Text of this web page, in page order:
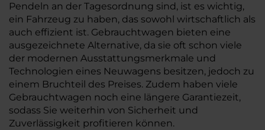
Pendeln an der Tagesordnung sind, ist es wichtig,
ein Fahrzeug zu haben, das sowohl wirtschaftlich als
auch effizient ist. Gebrauchtwagen bieten eine
ausgezeichnete Alternative, da sie oft schon viele
der modernen Ausstattungsmerkmale und
Technologien eines Neuwagens besitzen, jedoch zu
einem Bruchteil des Preises. Zudem haben viele
Gebrauchtwagen noch eine längere Garantiezeit,
sodass Sie weiterhin von Sicherheit und
Zuverlässigkeit profitieren können.